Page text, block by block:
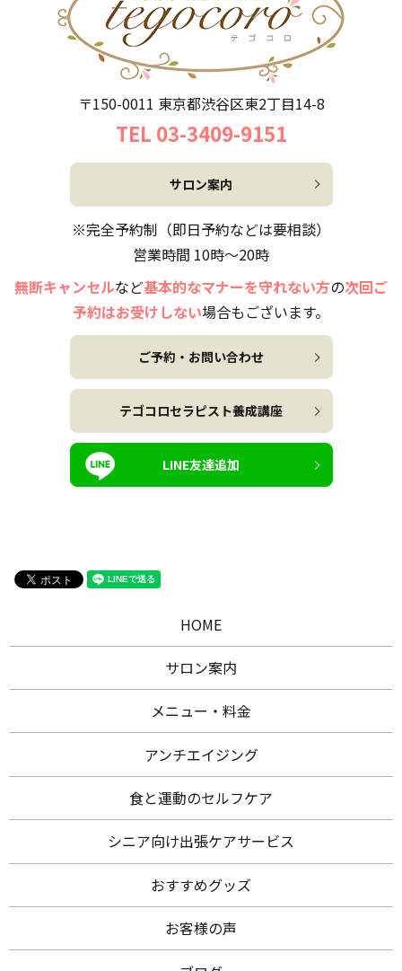
〒150-0011 東京都渋谷区東2丁目14-8
TEL 03-3409-9151
サロン案内
※完全予約制（即日予約などは要相談）
営業時間 10時～20時
無断キャンセルなど基本的なマナーを守れない方の次回ご
予約はお受けしない場合もございます。
ご予約・お問い合わせ
テゴコロセラピスト養成講座
LINE友達追加
HOME
サロン案内
メニュー・料金
アンチエイジング
食と運動のセルフケア
シニア向け出張ケアサービス
おすすめグッズ
お客様の声